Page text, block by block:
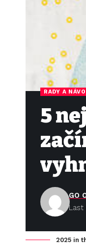
RADY A
5
Last
GO
2025 in